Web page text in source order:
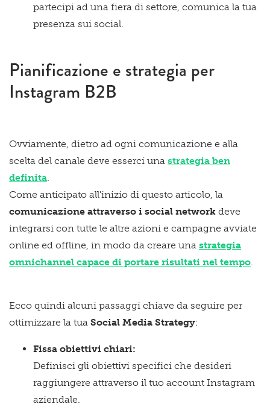
partecipi ad una fiera di settore, comunica la tua
presenza sui social.
Pianificazione e strategia per
Instagram B2B
Ovviamente, dietro ad ogni comunicazione e alla
scelta del canale deve esserci una strategia ben
definita
Come anticipato all'inizio di questo articolo, la
comunicazione attraverso i social network deve
integrarsi con tutte le altre azioni e campagne avviate
online ed offline, in modo da creare una strategia
omnichannel capace di portare risultati nel tempo
Ecco quindi alcuni passaggi chiave da seguire per
ottimizzare la tua Social Media Strategy:
Fissa obiettivi chiari:
Definisci gli obiettivi specifici che desideri
raggiungere attraverso il tuo account Instagram
aziendale.